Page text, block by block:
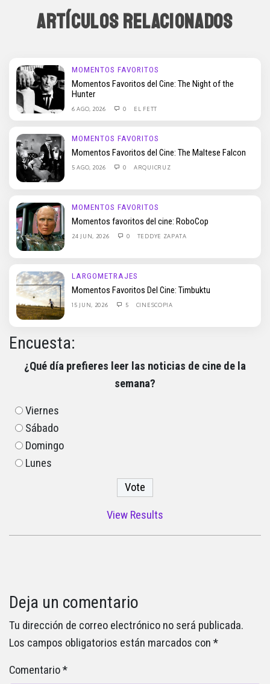
ARTÍCULOS RELACIONADOS
MOMENTOS FAVORITOS
Momentos Favoritos del Cine: The Night of the
Hunter
6 AGO, 2026 0 EL FETT
MOMENTOS FAVORITOS
Momentos Favoritos del Cine: The Maltese Falcon
5 AGO, 2026 0 ARQUICRUZ
MOMENTOS FAVORITOS
Momentos favoritos del cine: RoboCop
24 JUN, 2026 0 TEDDYE ZAPATA
LARGOMETRAJES
Momentos Favoritos Del Cine: Timbuktu
15 JUN, 2026 5 CINESCOPIA
Encuesta:
¿Qué día prefieres leer las noticias de cine de la
semana?
Viernes
Sábado
Domingo
Lunes
View Results
Deja un comentario
Tu dirección de correo electrónico no será publicada.
Los campos obligatorios están marcados con *
Comentario*